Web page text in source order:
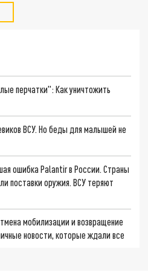
перчатки": Как уничтожить
ВСУ. Но беды для малышей не
ошибка Palantir в России. Страны
поставки оружия. ВСУ теряют
мобилизации и возвращение
новости, которые ждали все